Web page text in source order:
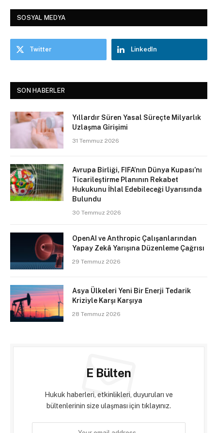
SOSYAL MEDYA
Twitter LinkedIn
SON HABERLER
Yıllardır Süren Yasal Süreçte Milyarlık
Uzlaşma Girişimi
31 Temmuz 2026
Avrupa Birliği, FIFA’nın Dünya Kupası’nı
Ticarileştirme Planının Rekabet
Hukukunu İhlal Edebileceği Uyarısında
Bulundu
30 Temmuz 2026
OpenAI ve Anthropic Çalışanlarından
Yapay Zekâ Yarışına Düzenleme Çağrısı
29 Temmuz 2026
Asya Ülkeleri Yeni Bir Enerji Tedarik
Kriziyle Karşı Karşıya
28 Temmuz 2026
E Bülten
Hukuk haberleri, etkinlikleri, duyuruları ve
bültenlerinin size ulaşması için tıklayınız.